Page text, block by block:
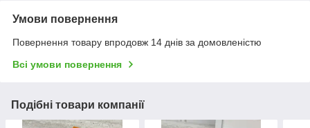
Умови повернення
Повернення товару впродовж 14 днів за домовленістю
Всі умови повернення
Подібні товари компанії